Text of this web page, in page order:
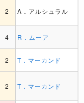
2 A．アルシュラル
4 R．ムーア
2 T．マーカンド
2 T．マーカンド